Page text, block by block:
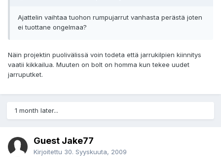
Ajattelin vaihtaa tuohon rumpujarrut vanhasta perästä joten
ei tuottane ongelmaa?
Näin projektin puolivälissä voin todeta että jarrukilpien kiinnitys
vaatii kikkailua. Muuten on bolt on homma kun tekee uudet
jarruputket.
1 month later...
Guest Jake77
Kirjoitettu 30. Syyskuuta, 2009